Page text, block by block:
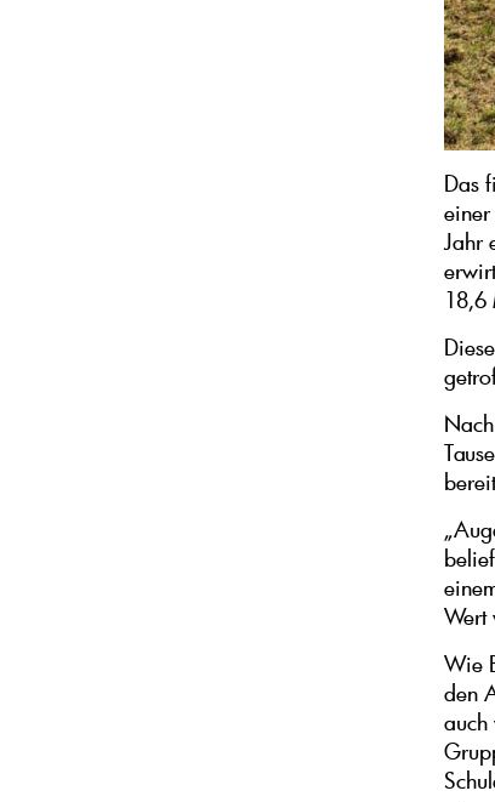
Das
Jahr
18,6
Wert
Wie
den
auch